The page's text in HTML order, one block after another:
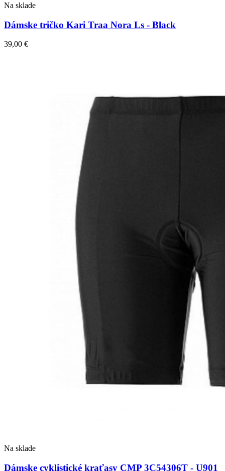
Na sklade
Dámske tričko Kari Traa Nora Ls - Black
39,00 €
Na sklade
Dámske cyklistické kraťasy CMP 3C54306T - U901